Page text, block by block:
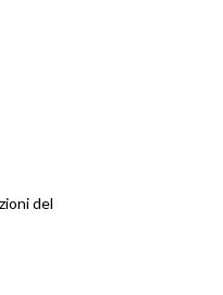
del